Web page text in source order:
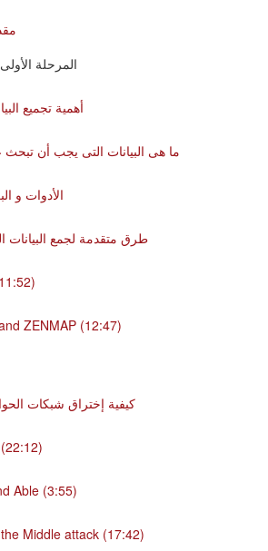
المرحلة
أهمية تجميع
ما هى البيانات التى يجب أن تبحث عنها
الأدوات و
طرق متقدمة لجمع البيانات
ZENMAP (12:47)
كيفية إختراق شبكات
Able (3:55)
Middle attack (17:42)